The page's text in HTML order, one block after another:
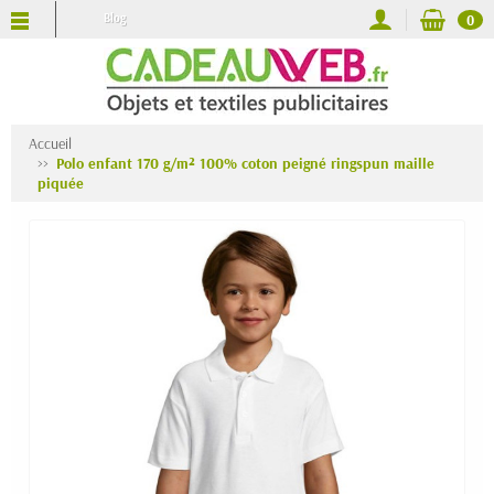
Blog 0
Accueil
Polo enfant 170 g/m² 100% coton peigné ringspun maille
piquée